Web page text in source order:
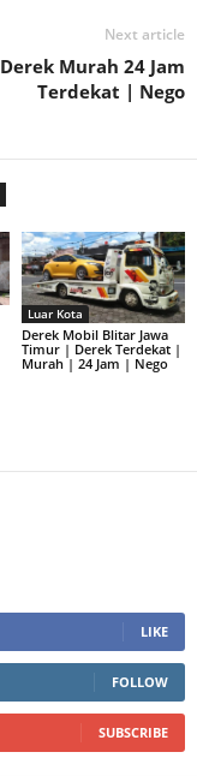
Next article
Derek Murah 24 Jam
Terdekat | Nego
Luar Kota
Derek Mobil Blitar Jawa
Timur | Derek Terdekat |
Murah | 24 Jam | Nego
LIKE
FOLLOW
SUBSCRIBE